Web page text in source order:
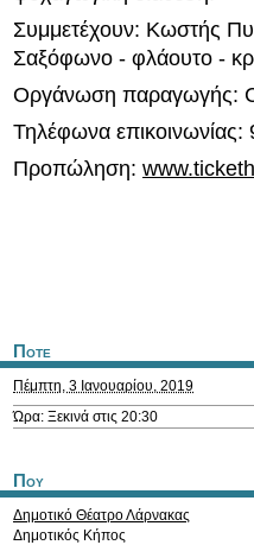
Συμμετέχουν: Κωστής
Σαξόφωνο - φλάουτο -
Οργάνωση παραγωγής:
Τηλέφωνα
Προπώληση:
Ποτε
Πέμπτη, 3 Ιανουαρίου, 2019
Ώρα: Ξεκινά στις 20:30
Που
Δημοτικό Θέατρο Λάρνακας
Δημοτικός Κήπος